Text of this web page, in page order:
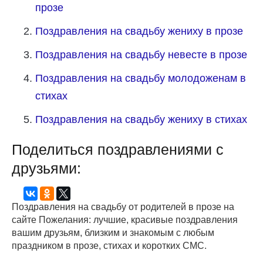
прозе
Поздравления на свадьбу жениху в прозе
Поздравления на свадьбу невесте в прозе
Поздравления на свадьбу молодоженам в
стихах
Поздравления на свадьбу жениху в стихах
Поделиться поздравлениями с
друзьями:
Поздравления на свадьбу от родителей в прозе на
сайте Пожелания: лучшие, красивые поздравления
вашим друзьям, близким и знакомым с любым
праздником в прозе, стихах и коротких СМС.